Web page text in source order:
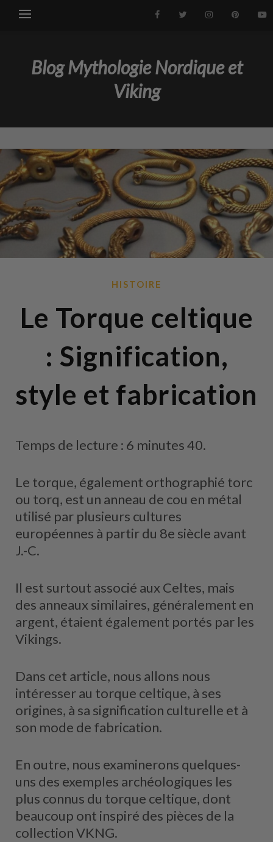
Blog Mythologie Nordique et
Viking
HISTOIRE
Le Torque celtique
: Signification,
style et fabrication
Temps de lecture : 6 minutes 40.
Le torque, également orthographié torc
ou torq, est un anneau de cou en métal
utilisé par plusieurs cultures
européennes à partir du 8e siècle avant
J.-C.
Il est surtout associé aux Celtes, mais
des anneaux similaires, généralement en
argent, étaient également portés par les
Vikings.
Dans cet article, nous allons nous
intéresser au torque celtique, à ses
origines, à sa signification culturelle et à
son mode de fabrication.
En outre, nous examinerons quelques-
uns des exemples archéologiques les
plus connus du torque celtique, dont
beaucoup ont inspiré des pièces de la
collection VKNG.